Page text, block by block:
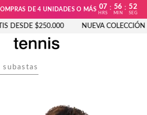
DE 4 UNIDADES O MÁS 07
HRS
: 56
MIN
: 52
SEG
DESDE $250.000 NUEVA COLECCIÓN